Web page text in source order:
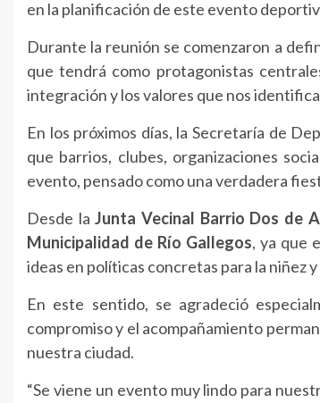
en la planificación de este evento
Durante la reunión se comenzaron a
que tendrá como protagonistas
integración y los valores que nos
En los próximos días, la Secretaría de
que barrios, clubes, organizaciones
evento, pensado como una verdadera
Desde laJunta Vecinal Barrio Dos de
Municipalidad de Río Gallegos, ya que
ideas en políticas concretas para la niñez
En este sentido, se agradeció
compromiso y el acompañamiento
nuestra ciudad.
“Se viene un evento muy lindo para